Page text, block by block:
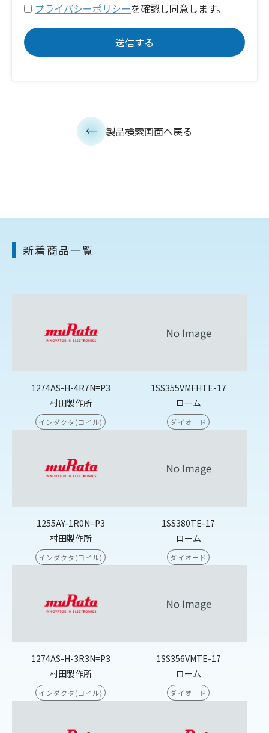
プライバシーポリシーを確認し同意します。
製品検索画面へ戻る
新着商品一覧
1274AS-H-4R7N=P3
村田製作所
インダクタ(コイル)
1SS355VMFHTE-17
ローム
ダイオード
1255AY-1R0N=P3
村田製作所
インダクタ(コイル)
1SS380TE-17
ローム
ダイオード
1274AS-H-3R3N=P3
村田製作所
インダクタ(コイル)
1SS356VMTE-17
ローム
ダイオード